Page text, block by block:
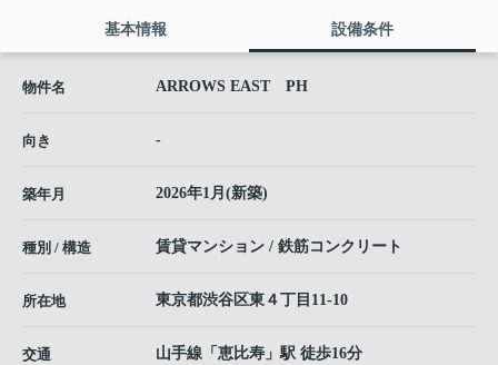
基本情報 設備条件
物件名 ARROWS EAST PH
向き -
築年月 2026年1月(新築)
種別 / 構造 賃貸マンション / 鉄筋コンクリート
所在地 東京都渋谷区東 ４丁目11-10
交通 山手線 「 恵比寿 」駅 徒歩16分